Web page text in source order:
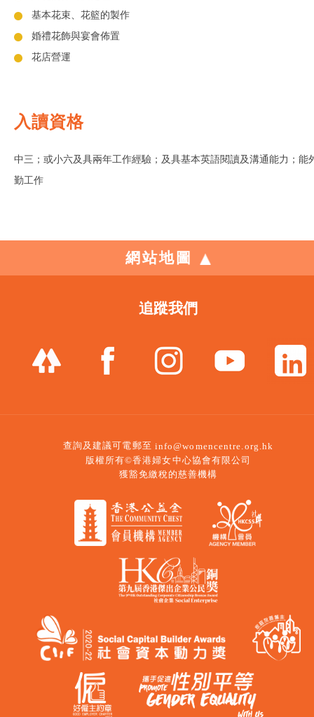
基本花束、花籃的製作
婚禮花飾與宴會佈置
花店營運
入讀資格
中三；或小六及具兩年工作經驗；及具基本英語閱讀及溝通能力；能
勤工作
網站地圖
追蹤我們
查詢及建議可電郵至 info@womencentre.org.hk
版權所有©香港婦女中心協會有限公司
獲豁免繳稅的慈善機構